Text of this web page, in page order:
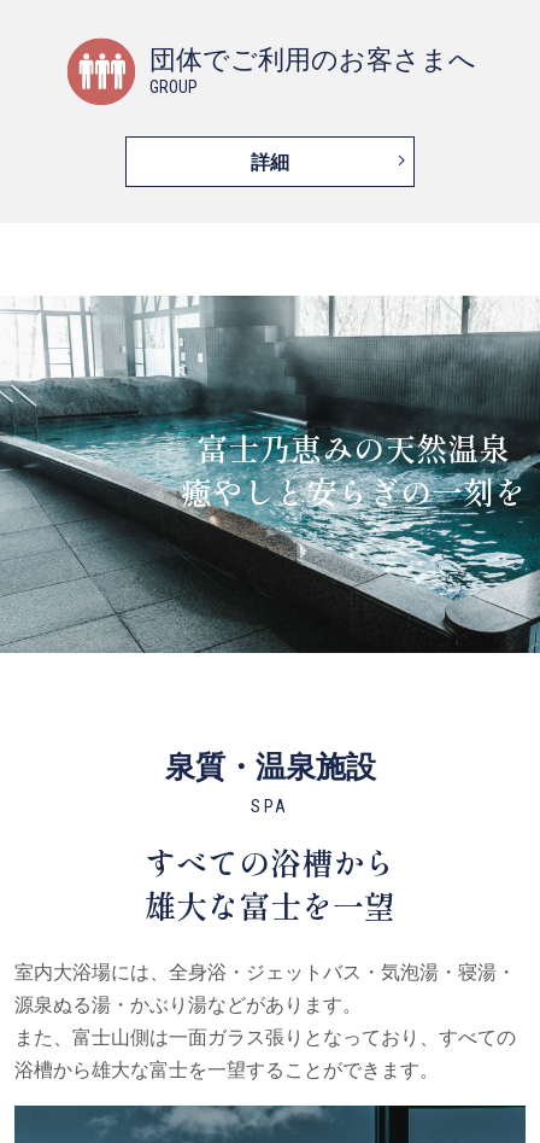
団体でご利用のお客さまへ
GROUP
詳細
富士乃恵みの天然温泉
癒やしと安らぎの一刻を
泉質・温泉施設
SPA
すべての浴槽から
雄大な富士を一望
室内大浴場には、全身浴・ジェットバス・気泡湯・寝湯・
源泉ぬる湯・かぶり湯などがあります。
また、富士山側は一面ガラス張りとなっており、すべての
浴槽から雄大な富士を一望することができます。